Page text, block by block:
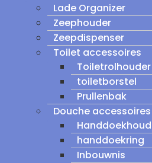
Lade Organizer
Zeephouder
Zeepdispenser
Toilet accessoires
Toiletrolhouder
toiletborstel
Prullenbak
Douche accessoires
handdoekring
Inbouwnis